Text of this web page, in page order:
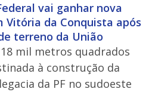
vai ganhar nova
Vitória da Conquista após
terreno da União
mil metros quadrados
à construção da
da PF no sudoeste